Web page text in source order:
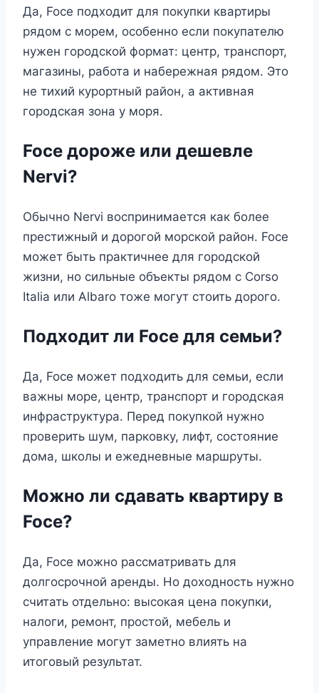
Да, Foce подходит для покупки квартиры
рядом с морем, особенно если покупателю
нужен городской формат: центр, транспорт,
магазины, работа и набережная рядом. Это
не тихий курортный район, а активная
городская зона у моря.
Foce дороже или дешевле
Nervi?
Обычно Nervi воспринимается как более
престижный и дорогой морской район. Foce
может быть практичнее для городской
жизни, но сильные объекты рядом с Corso
Italia или Albaro тоже могут стоить дорого.
Подходит ли Foce для семьи?
Да, Foce может подходить для семьи, если
важны море, центр, транспорт и городская
инфраструктура. Перед покупкой нужно
проверить шум, парковку, лифт, состояние
дома, школы и ежедневные маршруты.
Можно ли сдавать квартиру в
Foce?
Да, Foce можно рассматривать для
долгосрочной аренды. Но доходность нужно
считать отдельно: высокая цена покупки,
налоги, ремонт, простой, мебель и
управление могут заметно влиять на
итоговый результат.